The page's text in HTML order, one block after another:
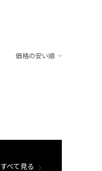
価格の安い順
すべて見る